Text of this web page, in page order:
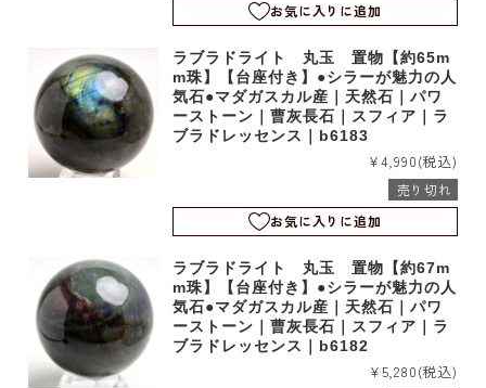
お気に入りに追加
ラブラドライト 丸玉 置物【約65m
m珠】【台座付き】●シラーが魅力の人
気石●マダガスカル産｜天然石｜パワ
ーストーン｜曹灰長石｜スフィア｜ラ
ブラドレッセンス｜b6183
¥4,990(税込)
売り切れ
お気に入りに追加
ラブラドライト 丸玉 置物【約67m
m珠】【台座付き】●シラーが魅力の人
気石●マダガスカル産｜天然石｜パワ
ーストーン｜曹灰長石｜スフィア｜ラ
ブラドレッセンス｜b6182
¥5,280(税込)